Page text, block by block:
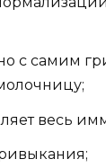
с самим
весь